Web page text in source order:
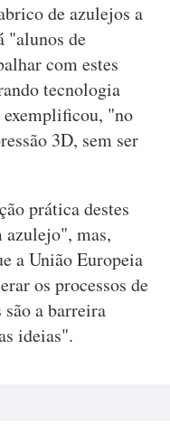
de azulejos a
"alunos de
com estes
tecnologia
"no
3D, sem ser
prática destes
azulejo", mas,
a União Europeia
os processos de
a barreira
ideias".